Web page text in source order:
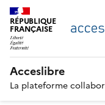
RÉPUBLIQUE
FRANÇAISE
Acceslibre
La plateforme